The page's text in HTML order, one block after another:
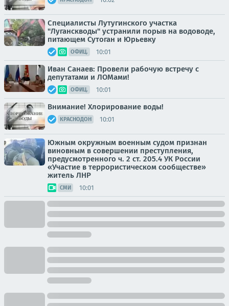
Специалисты Лутугинского участка
"Луганскводы" устранили порыв на водоводе,
питающем Сутоган и Юрьевку
ОФИЦ. 10:01
Иван Санаев: Провели рабочую встречу с
депутатами и ЛОМами!
ОФИЦ. 10:01
Внимание! Хлорирование воды!
КРАСНОДОН 10:01
Южным окружным военным судом признан
виновным в совершении преступления,
предусмотренного ч. 2 ст. 205.4 УК России
«Участие в террористическом сообществе»
житель ЛНР
СМИ 10:01